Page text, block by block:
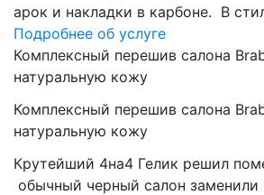
арок и накладки в карбоне. В
Подробнее об услуге
Комплексный перешив салона
натуральную кожу
Комплексный перешив салона
натуральную кожу
Крутейший 4на4 Гелик решил
обычный черный салон заменили